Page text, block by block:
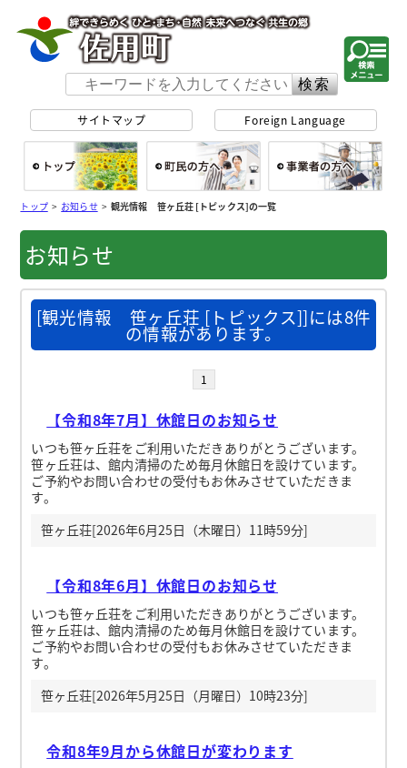
サイトマップ Foreign Language
総合トップ 町民の方へ
トップ> お知らせ>観光情報 笹ヶ丘荘 [トピックス]の一覧
お知らせ
[観光情報 笹ヶ丘荘 [トピックス]]には8件
の情報があります。
1
【令和8年7月】休館日のお知らせ
いつも笹ヶ丘荘をご利用いただきありがとうございます。
笹ヶ丘荘は、館内清掃のため毎月休館日を設けています。
ご予約やお問い合わせの受付もお休みさせていただきま
す。
笹ヶ丘荘[2026年6月25日（木曜日）11時59分]
【令和8年6月】休館日のお知らせ
いつも笹ヶ丘荘をご利用いただきありがとうございます。
笹ヶ丘荘は、館内清掃のため毎月休館日を設けています。
ご予約やお問い合わせの受付もお休みさせていただきま
す。
笹ヶ丘荘[2026年5月25日（月曜日）10時23分]
令和8年9月から休館日が変わります